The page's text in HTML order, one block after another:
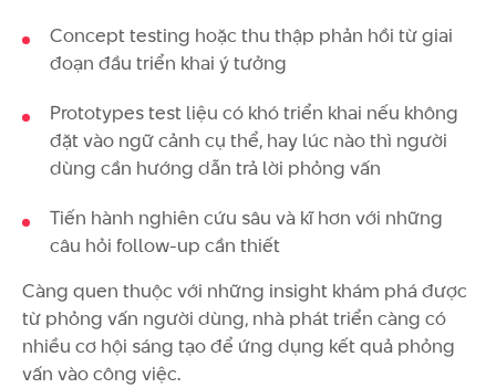
Concept testing hoặc thu thập phản hồi từ giai
đoạn đầu triển khai ý tưởng
Prototypes test liệu có khó triển khai nếu không
đặt vào ngữ cảnh cụ thể, hay lúc nào thì người
dùng cần hướng dẫn trả lời phỏng vấn
Tiến hành nghiên cứu sâu và kĩ hơn với những
câu hỏi follow-up cần thiết
Càng quen thuộc với những insight khám phá được
từ phỏng vấn người dùng, nhà phát triển càng có
nhiều cơ hội sáng tạo để ứng dụng kết quả phỏng
vấn vào công việc.